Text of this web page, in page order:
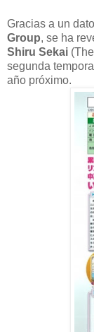
Gracias a un
Group, se ha
Shiru Sekai
segunda
año próximo.